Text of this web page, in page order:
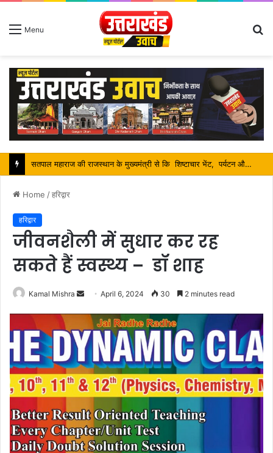
Menu
श्रावण मास में शिव भक्तों की निस्वार्थ सेवा करना ही सच्ची शिव आराधना है-महंत बिष्णु दास
Home /हरिद्वार
हरिद्वार
जीवनशैली में सुधार कर रह
सकते हैं स्वस्थ्य – डॉ शाह
Kamal Mishra
Send
email
April 6, 2024 30 2 minutes read